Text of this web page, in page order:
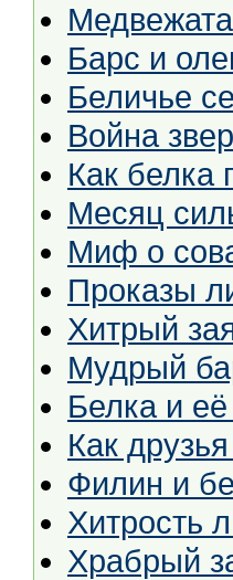
Медвежата
Барс и
Беличье
Война
Как белка
Месяц
Миф о
Проказы
Хитрый
Мудрый
Белка и её
Как
Филин и
Хитрость
Храбрый